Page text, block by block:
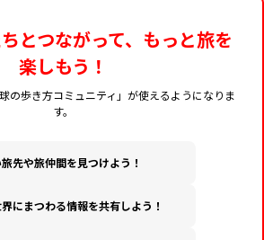
とつながって、もっと旅を
楽しもう！
の歩き方コミュニティ」が使えるようになりま
す。
先や旅仲間を見つけよう！
にまつわる情報を共有しよう！